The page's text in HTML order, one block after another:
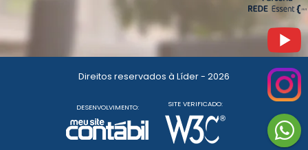
Direitos reservados à Líder - 2026
DESENVOLVIMENTO: SITE VERIFICADO: